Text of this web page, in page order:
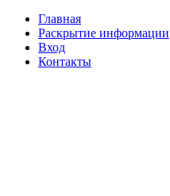
Главная
Раскрытие информации
Вход
Контакты